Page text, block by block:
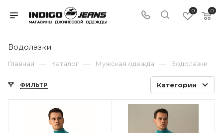
0 0
Водолазки
Главная — Каталог — Мужская одежда — Водолазки
ФИЛЬТР Категории